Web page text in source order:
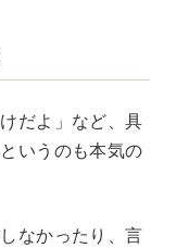
だよ」など、具
いうのも本気の
なかったり、言